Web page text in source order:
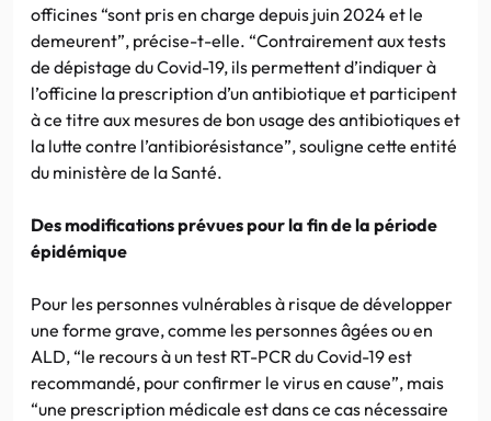
officines “sont pris en charge depuis juin 2024 et le
demeurent”, précise-t-elle. “Contrairement aux tests
de dépistage du Covid-19, ils permettent d’indiquer à
l’officine la prescription d’un antibiotique et participent
à ce titre aux mesures de bon usage des antibiotiques et
la lutte contre l’antibiorésistance”, souligne cette entité
du ministère de la Santé.
Des modifications prévues pour la fin de la période
épidémique
Pour les personnes vulnérables à risque de développer
une forme grave, comme les personnes âgées ou en
ALD, “le recours à un test RT-PCR du Covid-19 est
recommandé, pour confirmer le virus en cause”, mais
“une prescription médicale est dans ce cas nécessaire